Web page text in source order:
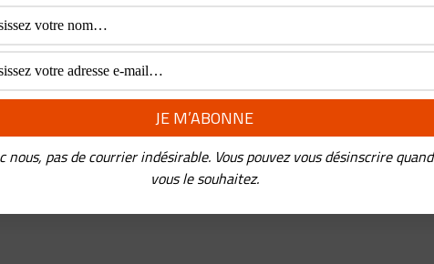
nous, pas de courrier indésirable. Vous pouvez vous désinscrire quand
vous le souhaitez.